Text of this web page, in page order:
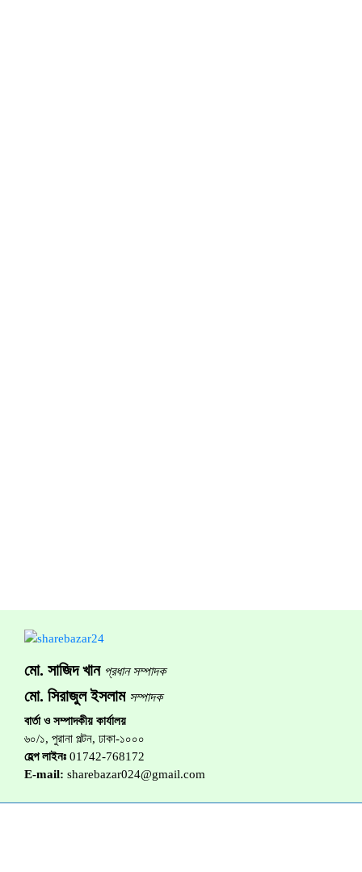
মো. সাজিদ খান প্রধান সম্পাদক
মো. সিরাজুল ইসলাম সম্পাদক
বার্তা ও সম্পাদকীয় কার্যালয়
৬০/১, পুরানা পল্টন, ঢাকা-১০০০
হেল্প লাইনঃ 01742-768172
E-mail: sharebazar024@gmail.com